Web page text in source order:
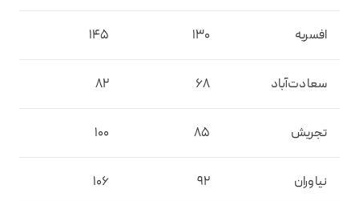
افسریه 130
145
سعادت‌آباد 68
82
تجریش 85
100
نیاوران 92
106